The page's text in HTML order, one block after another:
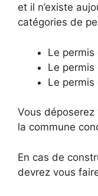
et il n’existe
catégories de
Le permis
Le permis
Le
Vous
la commune
En cas de
devrez vous